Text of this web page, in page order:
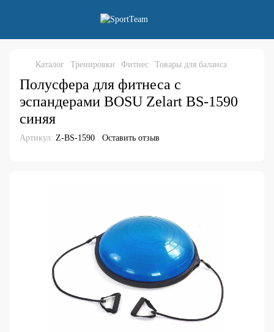
Каталог Тренировки Фитнес Товары для баланса
Полусфера для фитнеса с
эспандерами BOSU Zelart BS-1590
синяя
Артикул: Z-BS-1590 Оставить отзыв